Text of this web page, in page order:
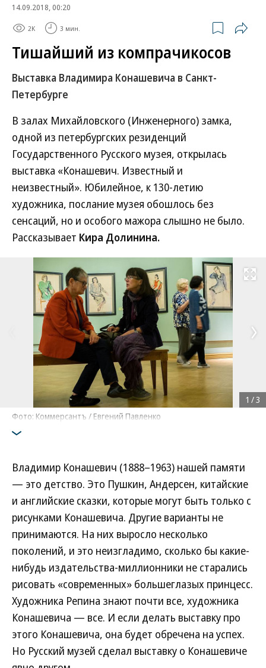
14.09.2018, 00:20
2K 3 мин.
Тишайший из компрачикосов
Выставка Владимира Конашевича в Санкт-
Петербурге
В залах Михайловского (Инженерного) замка,
одной из петербургских резиденций
Государственного Русского музея, открылась
выставка «Конашевич. Известный и
неизвестный». Юбилейное, к 130-летию
художника, послание музея обошлось без
сенсаций, но и особого мажора слышно не было.
Рассказывает Кира Долинина.
Развернуть
Фото: Коммерсантъ / Евгений Павленко
1 /3
Владимир Конашевич (1888–1963) нашей памяти
— это детство. Это Пушкин, Андерсен, китайские
и английские сказки, которые могут быть только с
рисунками Конашевича. Другие варианты не
принимаются. На них выросло несколько
поколений, и это неизгладимо, сколько бы какие-
нибудь издательства-миллионники не старались
рисовать «современных» большеглазых принцесс.
Художника Репина знают почти все, художника
Конашевича — все. И если делать выставку про
этого Конашевича, она будет обречена на успех.
Но Русский музей сделал выставку о Конашевиче